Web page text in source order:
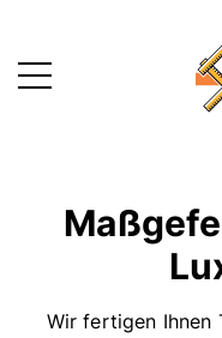
Wir fertigen Ihnen